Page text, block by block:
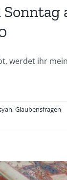
werdet ihr
,Glaubensfragen